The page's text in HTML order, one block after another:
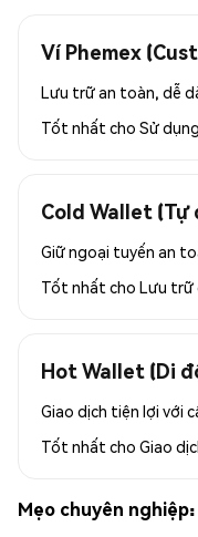
Ví Phemex
Lưu trữ an toàn, dễ
Tốt nhất cho Sử
Cold Wallet (Tự
Giữ ngoại tuyến an
Tốt nhất cho Lưu trữ
Hot Wallet (Di
Giao dịch tiện lợi với
Tốt nhất cho Giao
Mẹo chuyên nghiệp: